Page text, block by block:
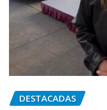
DESTACADAS